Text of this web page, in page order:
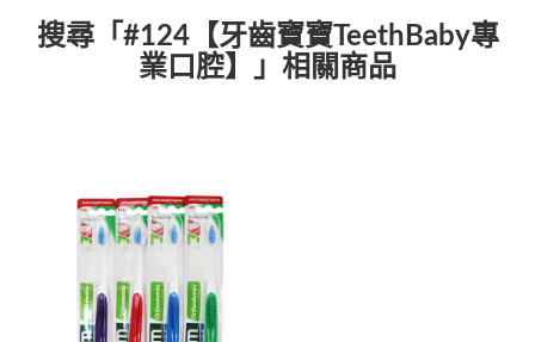
搜尋「#124【牙齒寶寶TeethBaby專
業口腔】」相關商品